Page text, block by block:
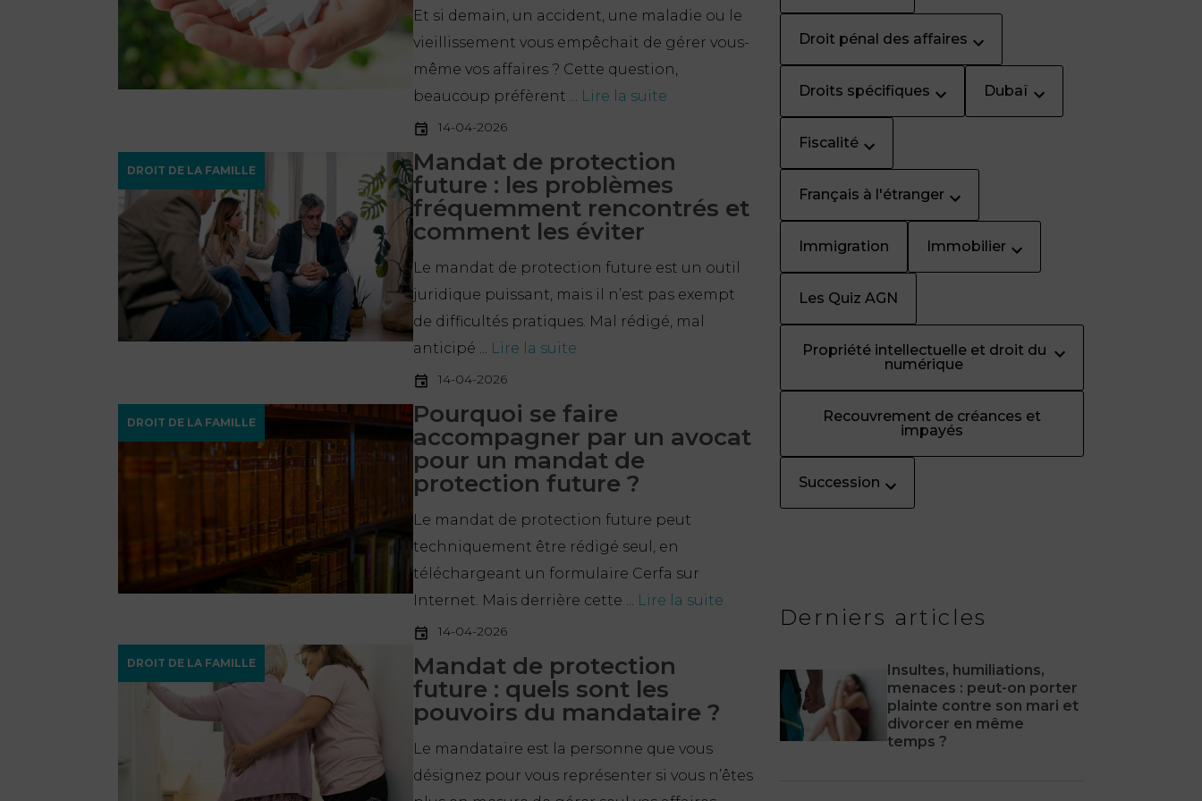
Et si demain, un accident, une maladie ou le
vieillissement vous empêchait de gérer vous-
même vos affaires ? Cette question,
beaucoup préfèrent ... Lire la suite
DROIT DE LA FAMILLE
14-04-2026
Mandat de protection
future : les problèmes
fréquemment rencontrés et
comment les éviter
Le mandat de protection future est un outil
juridique puissant, mais il n’est pas exempt
de difficultés pratiques. Mal rédigé, mal
anticipé ... Lire la suite
DROIT DE LA FAMILLE
14-04-2026
Pourquoi se faire
accompagner par un avocat
pour un mandat de
protection future ?
Le mandat de protection future peut
techniquement être rédigé seul, en
téléchargeant un formulaire Cerfa sur
Internet. Mais derrière cette ... Lire la suite
DROIT DE LA FAMILLE
14-04-2026
Mandat de protection
future : quels sont les
pouvoirs du mandataire ?
Le mandataire est la personne que vous
désignez pour vous représenter si vous n’êtes
Droit pénal des affaires
Droits spécifiques Dubaï
Fiscalité
Français à l'étranger
Immigration Immobilier
Les Quiz AGN
Propriété intellectuelle et droit du
numérique
Recouvrement de créances et
impayés
Succession
Derniers articles
Insultes, humiliations,
menaces : peut-on porter
plainte contre son mari et
divorcer en même
temps ?